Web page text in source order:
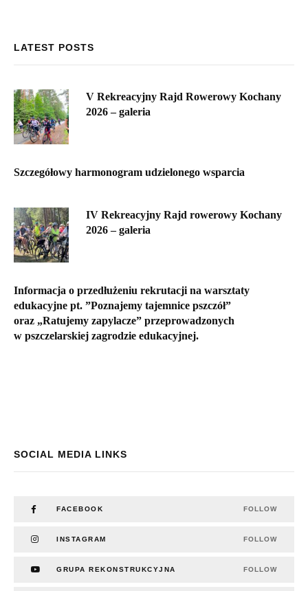
LATEST POSTS
V Rekreacyjny Rajd Rowerowy Kochany
2026 – galeria
Szczegółowy harmonogram udzielonego wsparcia
IV Rekreacyjny Rajd rowerowy Kochany
2026 – galeria
Informacja o przedłużeniu rekrutacji na warsztaty
edukacyjne pt. ”Poznajemy tajemnice pszczół”
oraz „Ratujemy zapylacze” przeprowadzonych
w pszczelarskiej zagrodzie edukacyjnej.
SOCIAL MEDIA LINKS
FACEBOOK FOLLOW
INSTAGRAM FOLLOW
GRUPA REKONSTRUKCYJNA FOLLOW